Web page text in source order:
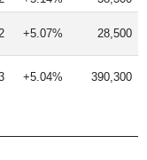
+5.07% 28,500
+5.04% 390,300